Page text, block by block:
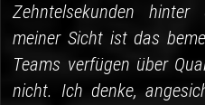
Zehntelsekunden
meiner Sicht ist das
Teams verfügen über
nicht. Ich denke,